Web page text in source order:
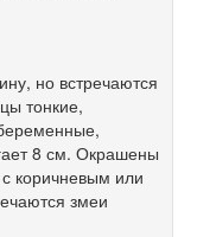
но встречаются
тонкие,
8 см. Окрашены
коричневым или
змеи